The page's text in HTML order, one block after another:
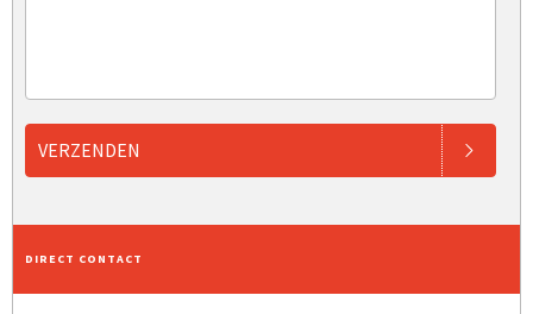
VERZENDEN
DIRECT CONTACT